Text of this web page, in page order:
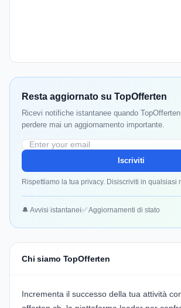
Resta aggiornato su TopOfferten
Ricevi notifiche istantanee quando
perdere mai un aggiornamento importante.
Iscriviti
Rispettiamo la tua privacy. Disiscriviti in qualsiasi
🔔 Avvisi istantanei✅ Aggiornamenti di stato
Chi siamo TopOfferten
Incrementa il successo della tua attività